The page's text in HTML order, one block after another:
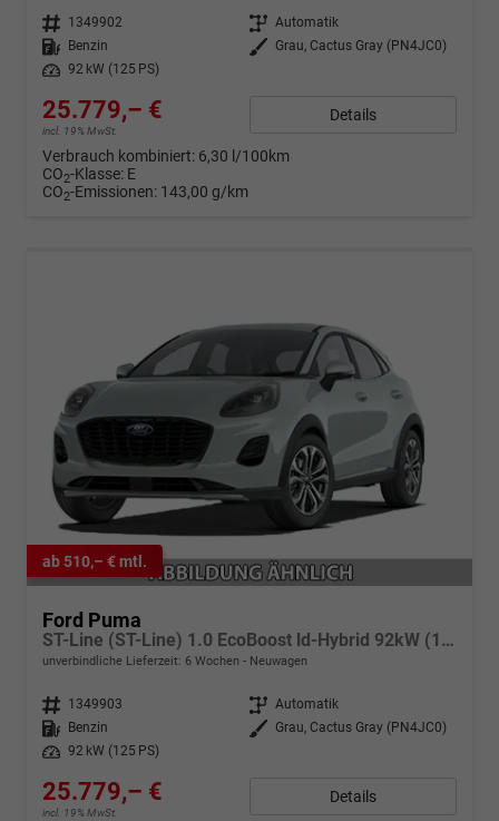
Fahrzeugnr. 1349902 Getriebe Automatik
Kraftstoff
Benzin Außenfarbe
Grau, Cactus Gray (PN4JC0)
Leistung
92 kW (125 PS)
25.779,– €
incl. 19% MwSt.
Details
Verbrauch kombiniert: 6,30 l/100km
CO2-Klasse: E
CO2-Emissionen: 143,00 g/km
ab 510,– € mtl.
Ford Puma
ST-Line (ST-Line) 1.0 EcoBoost ld-Hybrid 92kW (125 PS) 7-Gang-DSG
unverbindliche Lieferzeit: 6 Wochen Neuwagen
Fahrzeugnr. 1349903 Getriebe Automatik
Kraftstoff
Benzin Außenfarbe
Grau, Cactus Gray (PN4JC0)
Leistung
92 kW (125 PS)
25.779,– €
incl. 19% MwSt.
Details